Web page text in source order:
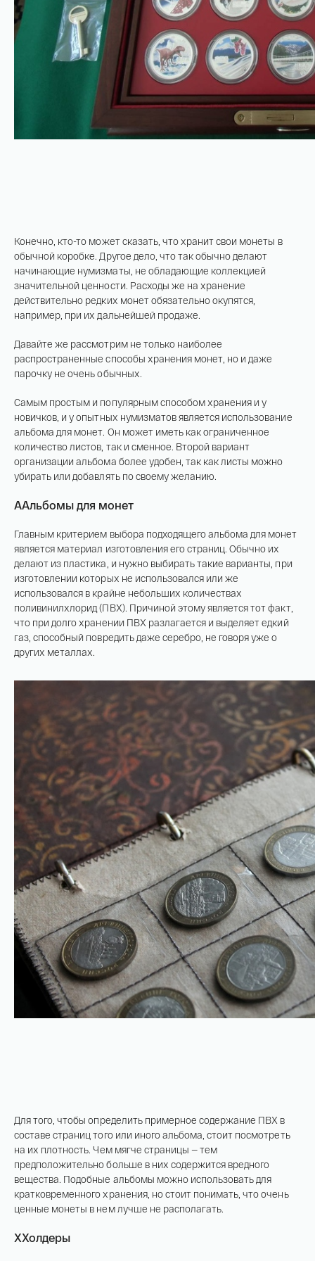
Конечно, кто-то может сказать, что хранит свои монеты в
обычной коробке. Другое дело, что так обычно делают
начинающие нумизматы, не обладающие коллекцией
значительной ценности. Расходы же на хранение
действительно редких монет обязательно окупятся,
например, при их дальнейшей продаже.
Давайте же рассмотрим не только наиболее
распространенные способы хранения монет, но и даже
парочку не очень обычных.
Самым простым и популярным способом хранения и у
новичков, и у опытных нумизматов является использование
альбома для монет. Он может иметь как ограниченное
количество листов, так и сменное. Второй вариант
организации альбома более удобен, так как листы можно
убирать или добавлять по своему желанию.
ААльбомы для монет
Главным критерием выбора подходящего альбома для монет
является материал изготовления его страниц. Обычно их
делают из пластика, и нужно выбирать такие варианты, при
изготовлении которых не использовался или же
использовался в крайне небольших количествах
поливинилхлорид (ПВХ). Причиной этому является тот факт,
что при долго хранении ПВХ разлагается и выделяет едкий
газ, способный повредить даже серебро, не говоря уже о
других металлах.
Для того, чтобы определить примерное содержание ПВХ в
составе страниц того или иного альбома, стоит посмотреть
на их плотность. Чем мягче страницы — тем
предположительно больше в них содержится вредного
вещества. Подобные альбомы можно использовать для
кратковременного хранения, но стоит понимать, что очень
ценные монеты в нем лучше не располагать.
ХХолдеры